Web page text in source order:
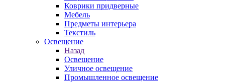
Коврики придверные
Мебель
Предметы интерьера
Текстиль
Освещение
Назад
Освещение
Уличное освещение
Промышленное освещение